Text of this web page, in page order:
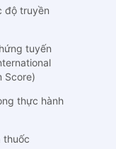
độ truyền
tuyến
Score)
thực hành
thuốc